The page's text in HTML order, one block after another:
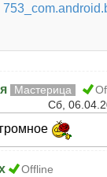
Мастерица
Сб,
Offline